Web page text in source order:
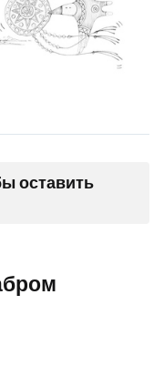
оставить